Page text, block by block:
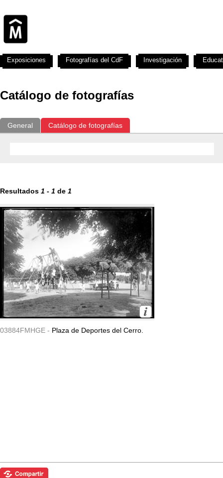
Catálogo de fotografías
General Catálogo de fotografías
Resultados 1 - 1 de 1
03884FMHGE - Plaza de Deportes del Cerro.
Exposiciones Fotografías del CdF Investigación